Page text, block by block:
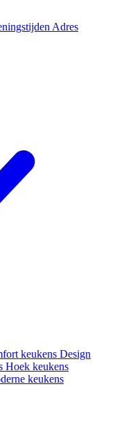
Adres
keukens Design
Hoek keukens
keukens